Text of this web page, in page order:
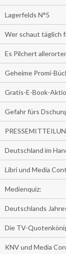
Lagerfelds N°5
Wer schaut täglich
Es Pilchert
Geheime Promi-
Gratis-E-Book-
Gefahr fürs
Deutschland im
Libri und Media
Medienquiz:
Deutschlands
Die TV-
KNV und Media